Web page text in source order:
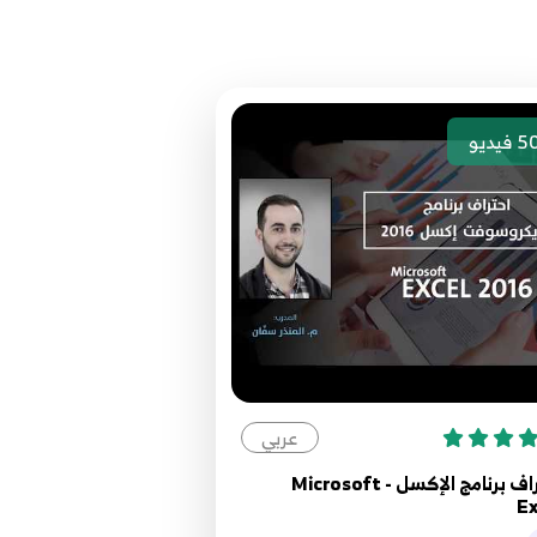
فيديو
عربي
احتراف برنامج الإكسل - Microsoft